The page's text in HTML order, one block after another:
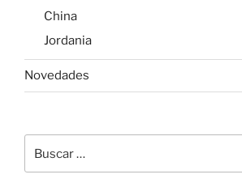
China
Jordania
Novedades
por: